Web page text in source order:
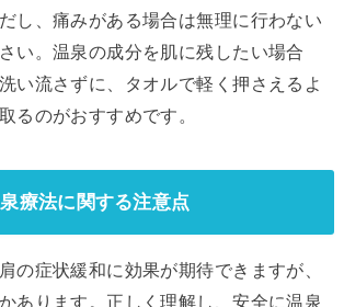
し、痛みがある場合は無理に行わない
い。温泉の成分を肌に残したい場合
い流さずに、タオルで軽く押さえるよ
るのがおすすめです。
療法に関する注意点
の症状緩和に効果が期待できますが、
あります。正しく理解し、安全に温泉